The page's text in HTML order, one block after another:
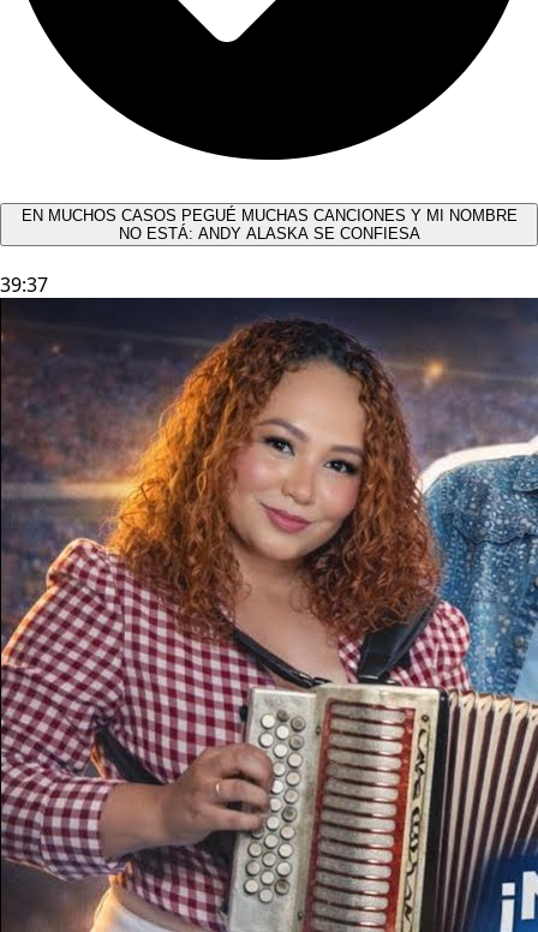
EN MUCHOS CASOS PEGUÉ MUCHAS CANCIONES Y MI NOMBRE
NO ESTÁ: ANDY ALASKA SE CONFIESA​
39:37